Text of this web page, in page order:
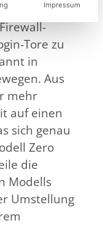
wie
Tore zu
in
Aus
mehr
auf einen
sich genau
Zero
die
Modells
Umstellung
Impressum